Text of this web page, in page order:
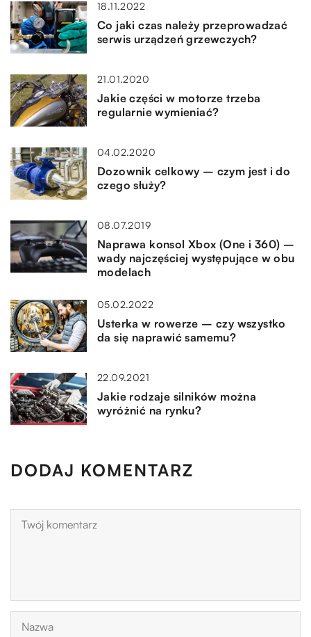
18.11.2022
Co jaki czas należy przeprowadzać
serwis urządzeń grzewczych?
21.01.2020
Jakie części w motorze trzeba
regularnie wymieniać?
04.02.2020
Dozownik celkowy – czym jest i do
czego służy?
08.07.2019
Naprawa konsol Xbox (One i 360) –
wady najczęściej występujące w obu
modelach
05.02.2022
Usterka w rowerze – czy wszystko
da się naprawić samemu?
22.09.2021
Jakie rodzaje silników można
wyróżnić na rynku?
DODAJ KOMENTARZ